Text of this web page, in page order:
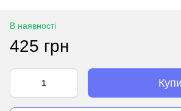
В наявності
425 грн